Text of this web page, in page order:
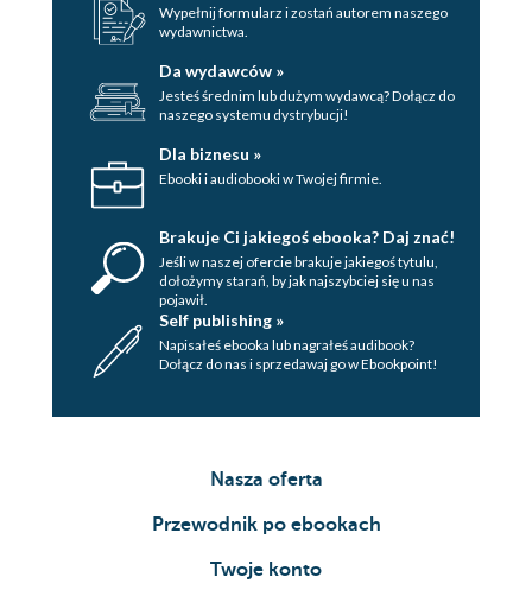
Wypełnij formularz i zostań autorem naszego
wydawnictwa.
Da wydawców »
Jesteś średnim lub dużym wydawcą? Dołącz do
naszego systemu dystrybucji!
Dla biznesu »
Ebooki i audiobooki w Twojej firmie.
Brakuje Ci jakiegoś ebooka? Daj znać!
Jeśli w naszej ofercie brakuje jakiegoś tytulu,
dołożymy starań, by jak najszybciej się u nas
pojawił.
Self publishing »
Napisałeś ebooka lub nagrałeś audibook?
Dołącz do nas i sprzedawaj go w Ebookpoint!
Nasza oferta
Przewodnik po ebookach
Twoje konto